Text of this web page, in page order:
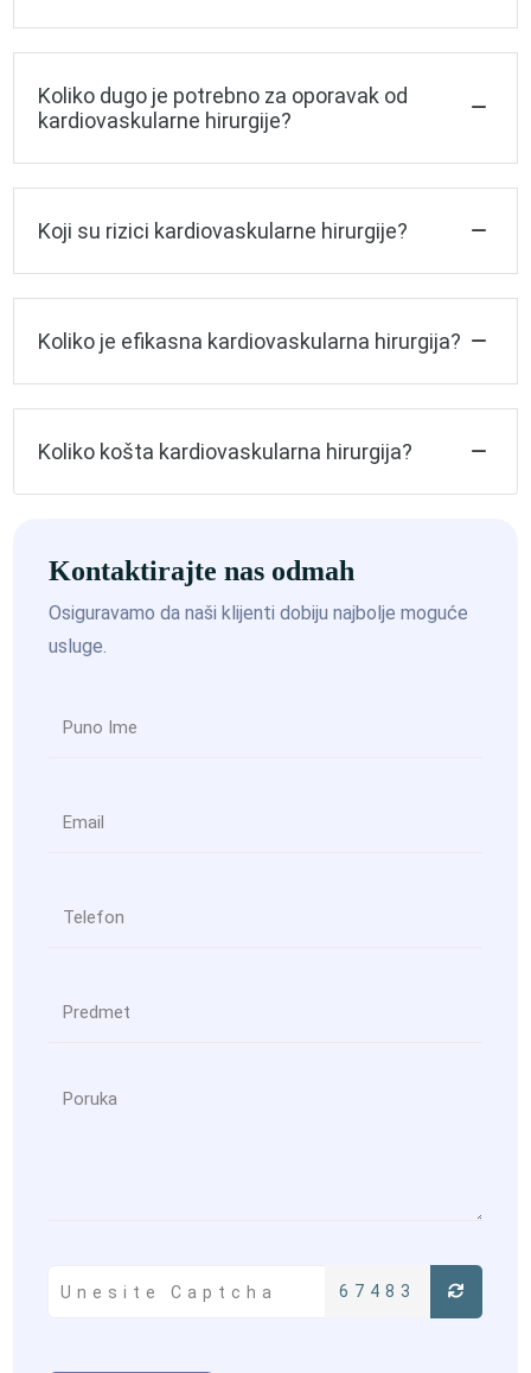
Koliko dugo je potrebno za oporavak od
kardiovaskularne hirurgije?
Koji su rizici kardiovaskularne hirurgije?
Koliko je efikasna kardiovaskularna hirurgija?
Koliko košta kardiovaskularna hirurgija?
Kontaktirajte nas odmah
Osiguravamo da naši klijenti dobiju najbolje moguće
usluge.
67483